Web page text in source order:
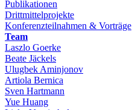
Publikationen
Drittmittelprojekte
Konferenzteilnahmen & Vorträge
Team
Laszlo Goerke
Beate Jäckels
Ulugbek Aminjonov
Artiola Bernica
Sven Hartmann
Yue Huang